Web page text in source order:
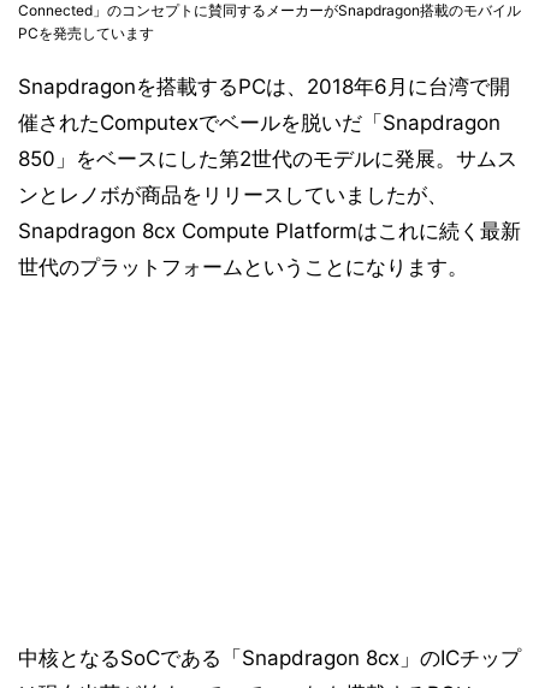
Connected」のコンセプトに賛同するメーカーがSnapdragon搭載のモバイル
PCを発売しています
Snapdragonを搭載するPCは、2018年6月に台湾で開
催されたComputexでベールを脱いだ「Snapdragon
850」をベースにした第2世代のモデルに発展。サムス
ンとレノボが商品をリリースしていましたが、
Snapdragon 8cx Compute Platformはこれに続く最新
世代のプラットフォームということになります。
中核となるSoCである「Snapdragon 8cx」のICチップ